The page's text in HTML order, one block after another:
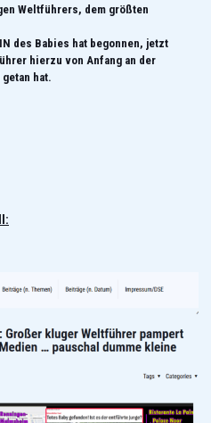
Weltführers, dem größten
des Babies hat begonnen, jetzt
hierzu von Anfang an der
hat.